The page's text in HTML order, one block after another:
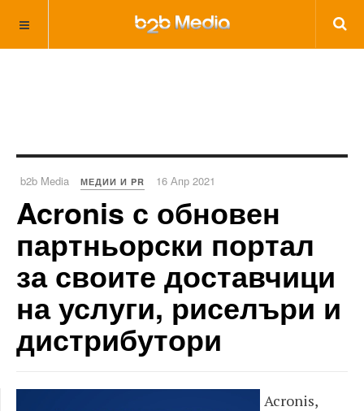
b2b Media МЕДИИ И PR 16 Апр 2021
Acronis с обновен
партньорски портал
за своите доставчици
на услуги, риселъри и
дистрибутори
Acronis,